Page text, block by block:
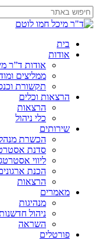
בית
אודות
אודות ד”ר
ממליצים
תקשורת
הרצאות וכלים
הרצאות
כלי ניהול
שירותים
הכשרת
סדנת
ליווי
הכנת
הרצאות
מאמרים
מנהיגות
ניהול
השראה
פורטלים